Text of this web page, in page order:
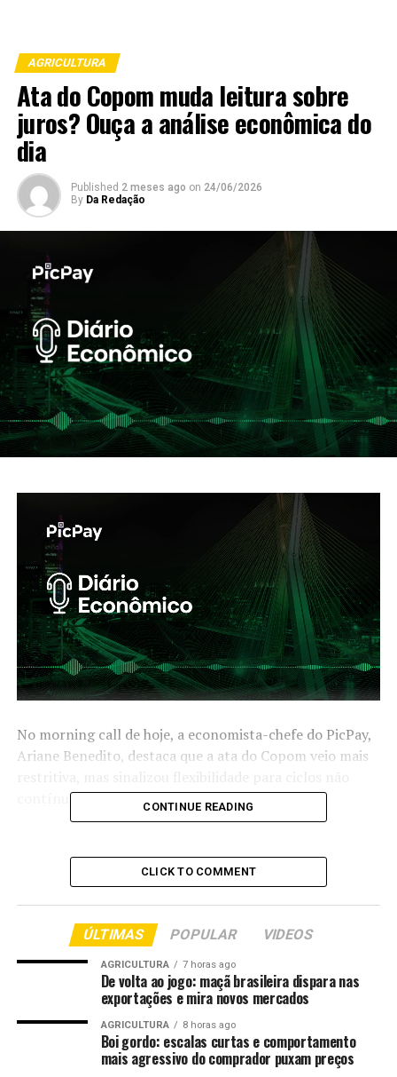
AGRICULTURA
Ata do Copom muda leitura sobre
juros? Ouça a análise econômica do
dia
Published 2 meses ago on 24/06/2026
By Da Redação
No morning call de hoje, a economista-chefe do PicPay,
Ariane Benedito, destaca que a ata do Copom veio mais
contínuos de corte da Selic.
enquanto o Ibovespa virou e fechou em alta de 0,52%
aos 171 mil pontos, beneficiado pela rotação global de
capital. O dólar subiu a R$ 5,18 com o DXY no maior
nível em mais de um ano.
Ouça oDiário Econômico, o podcast do PicPay que traz
tudo que você precisa saber sobre economia para
começar o seu dia, com base nas principais notícias que
impactam o mercado financeiro.
Para mais conteúdos demercado financeiro, acesse:
CONTINUE READING
CLICK TO COMMENT
ÚLTIMAS POPULAR VIDEOS
AGRICULTURA 7 horas ago
De volta ao jogo: maçã brasileira dispara nas
exportações e mira novos mercados
AGRICULTURA 8 horas ago
Boi gordo: escalas curtas e comportamento
mais agressivo do comprador puxam preços